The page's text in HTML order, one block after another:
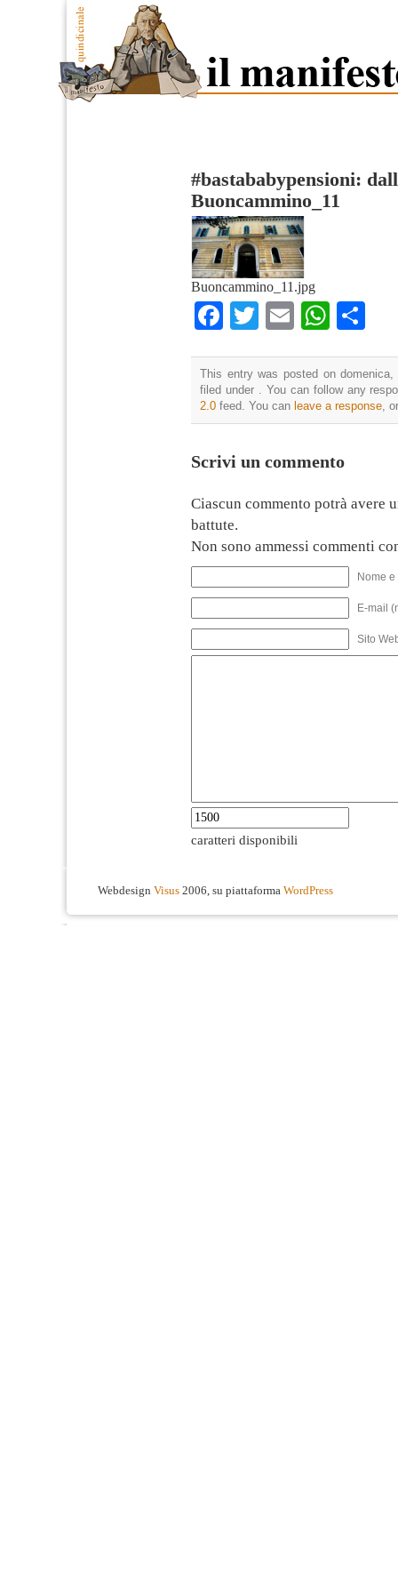
#bastababypensioni:
Buoncammino_11
Buoncammino_11.jpg
Facebook
TwitterEmail
This entry was posted on
filed under . You can follow any
2.0 feed. You can leave a response ,
Scrivi un commento
Ciascun commento potrà avere
battute.
Non sono ammessi commenti
Nome
E-mail
Sito
caratteri disponibili
Webdesign Visus 2006, su piattaforma WordPress